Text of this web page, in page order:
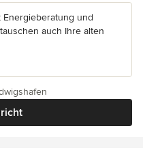
Energieberatung und
auch Ihre alten